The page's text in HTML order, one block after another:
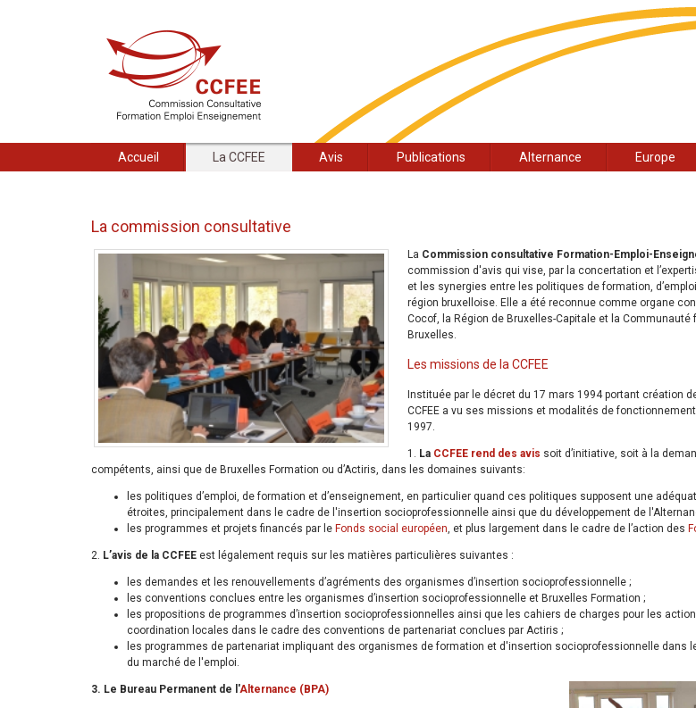
Accueil La CCFEE Avis Publications Alternance Europe
La commission consultative
La Commission consultative Formation-Emploi-
commission d'avis qui vise, par la concertation et
et les synergies entre les politiques de formation,
région bruxelloise. Elle a été reconnue comme organe
Cocof, la Région de Bruxelles-Capitale et la Communauté
Bruxelles.
Les missions de la CCFEE
Instituée par le décret du 17 mars 1994 portant création
CCFEE a vu ses missions et modalités de
1997.
1. La CCFEE rend des avis soit d’initiative, soit à la
compétents, ainsi que de Bruxelles Formation ou d’Actiris, dans les domaines suivants:
les politiques d’emploi, de formation et d’enseignement, en particulier quand ces politiques supposent une
étroites, principalement dans le cadre de l'insertion socioprofessionnelle ainsi que du développement de
les programmes et projets financés par le Fonds social européen, et plus largement dans le cadre de l’action des
2. L’avis de la CCFEE est légalement requis sur les matières particulières suivantes :
les demandes et les renouvellements d’agréments des organismes d’insertion socioprofessionnelle ;
les conventions conclues entre les organismes d’insertion socioprofessionnelle et Bruxelles Formation ;
les propositions de programmes d’insertion socioprofessionnelles ainsi que les cahiers de charges pour les
coordination locales dans le cadre des conventions de partenariat conclues par Actiris ;
les programmes de partenariat impliquant des organismes de formation et d'insertion socioprofessionnelle dans
du marché de l'emploi.
3. Le Bureau Permanent de l'Alternance (BPA)